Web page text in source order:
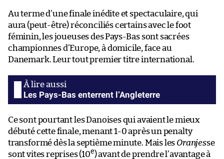
Au terme d’une finale inédite et spectaculaire, qui
aura (peut-être) réconciliés certains avec le foot
féminin, les joueuses des Pays-Bas sont sacrées
championnes d’Europe, à domicile, face au
Danemark. Leur tout premier titre international.
Les Pays-Bas enterrent l’Angleterre
Ce sont pourtant les Danoises qui avaient le mieux
débuté cette finale, menant 1-0 après un penalty
transformé dès la septième minute. Mais les Oranjesse
sont vites reprises (10e) avant de prendre l’avantage à